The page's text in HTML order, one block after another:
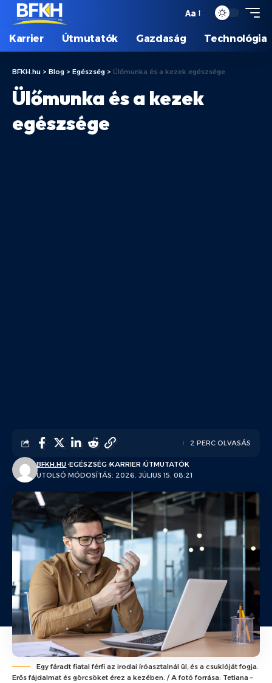
Aa
Karrier Útmutatók Gazdaság Technológia
BFKH.hu > Blog > Egészség > Ülőmunka és a kezek egészsége
Ülőmunka és a kezek
egészsége
UTOLSÓ MÓDOSÍTÁS: 2026. JÚLIUS 15. 08:21
BFKH.HU EGÉSZSÉG KARRIER ÚTMUTATÓK
2 PERC OLVASÁS
Egy fáradt fiatal férfi az irodai íróasztalnál ül, és a csuklóját fogja.
Erős fájdalmat és görcsöket érez a kezében. / A fotó forrása: Tetiana –